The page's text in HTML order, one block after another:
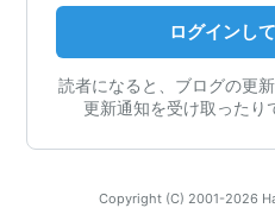
ログインし
読者になると、ブログの更
更新通知を受け取ったり
Copyright (C) 2001-2026